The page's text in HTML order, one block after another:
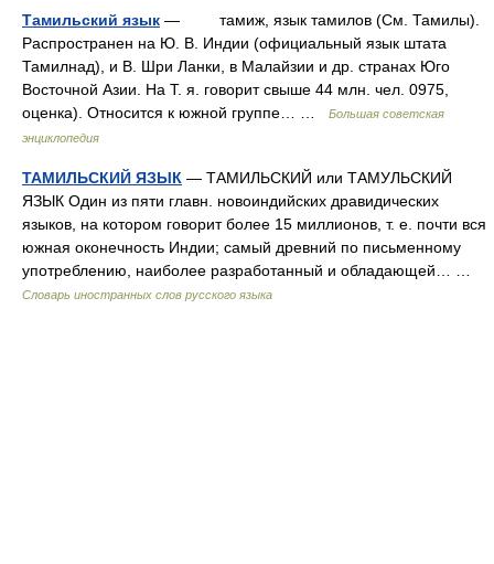
Тамильский язык — тамиж, язык тамилов (См. Тамилы).
Распространен на Ю. В. Индии (официальный язык штата
Тамилнад), и В. Шри Ланки, в Малайзии и др. странах Юго
Восточной Азии. На Т. я. говорит свыше 44 млн. чел. 0975,
оценка). Относится к южной группе… …
Большая советская
энциклопедия
ТАМИЛЬСКИЙ ЯЗЫК — ТАМИЛЬСКИЙ или ТАМУЛЬСКИЙ
ЯЗЫК Один из пяти главн. новоиндийских дравидических
языков, на котором говорит более 15 миллионов, т. е. почти вся
южная оконечность Индии; самый древний по письменному
употреблению, наиболее разработанный и обладающей… …
Словарь иностранных слов русского языка